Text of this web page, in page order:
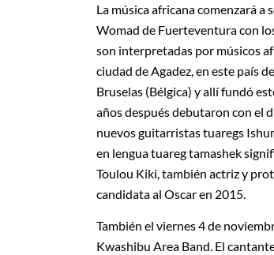
La música africana comenzará a
Womad de Fuerteventura con
son interpretadas por músicos
ciudad de Agadez, en este país
Bruselas (Bélgica) y allí fundó
años después debutaron con el
nuevos guitarristas tuaregs
en lengua tuareg tamashek
Toulou Kiki, también actriz y
candidata al Oscar en 2015.
También el viernes 4 de
Kwashibu Area Band. El